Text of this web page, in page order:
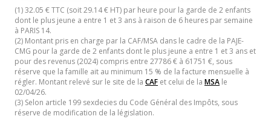
(1) 32.05 € TTC (soit 29.14 € HT) par heure pour la garde de 2 enfants
dont le plus jeune a entre 1 et 3 ans à raison de 6 heures par semaine
à PARIS 14.
(2) Montant pris en charge par la CAF/MSA dans le cadre de la PAJE-
CMG pour la garde de 2 enfants dont le plus jeune a entre 1 et 3 ans et
pour des revenus (2024) compris entre 27786 € à 61751 €, sous
réserve que la famille ait au minimum 15 % de la facture mensuelle à
régler. Montant relevé sur le site de la CAF et celui de la MSA le
02/04/26.
(3) Selon article 199 sexdecies du Code Général des Impôts, sous
réserve de modification de la législation.